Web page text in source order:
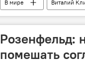
В мире Виталий
Розенфельд:
помешать